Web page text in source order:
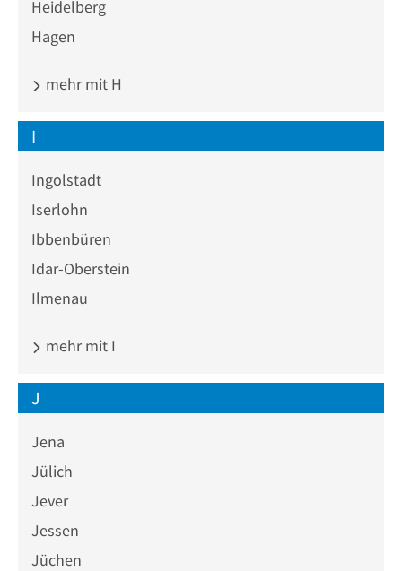
Heidelberg
Hagen
mehr mit H
I
Ingolstadt
Iserlohn
Ibbenbüren
Idar-Oberstein
Ilmenau
mehr mit I
J
Jena
Jülich
Jever
Jessen
Jüchen